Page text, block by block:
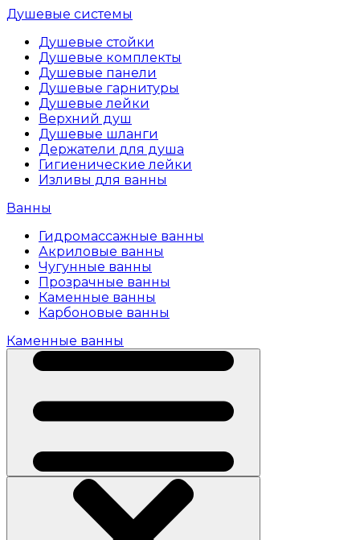
Душевые системы
Душевые стойки
Душевые комплекты
Душевые панели
Душевые гарнитуры
Душевые лейки
Верхний душ
Душевые шланги
Держатели для душа
Гигиенические лейки
Изливы для ванны
Ванны
Гидромассажные ванны
Акриловые ванны
Чугунные ванны
Прозрачные ванны
Каменные ванны
Карбоновые ванны
Каменные ванны